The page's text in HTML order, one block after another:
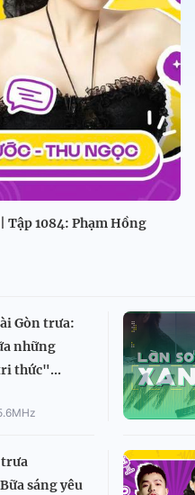
Tập 1084: Phạm Hồng
Gòn trưa:
những
thức"...
trưa
sáng yêu